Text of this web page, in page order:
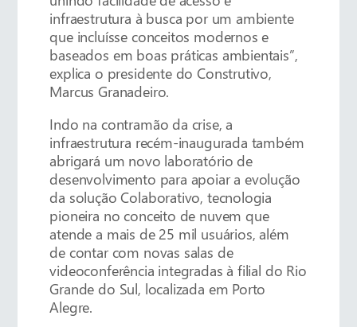
infraestrutura à busca por um ambiente
que incluísse conceitos modernos e
baseados em boas práticas ambientais”,
explica o presidente do Construtivo,
Marcus Granadeiro.
Indo na contramão da crise, a
infraestrutura recém-inaugurada também
abrigará um novo laboratório de
desenvolvimento para apoiar a evolução
da solução Colaborativo, tecnologia
pioneira no conceito de nuvem que
atende a mais de 25 mil usuários, além
de contar com novas salas de
videoconferência integradas à filial do Rio
Grande do Sul, localizada em Porto
Alegre.